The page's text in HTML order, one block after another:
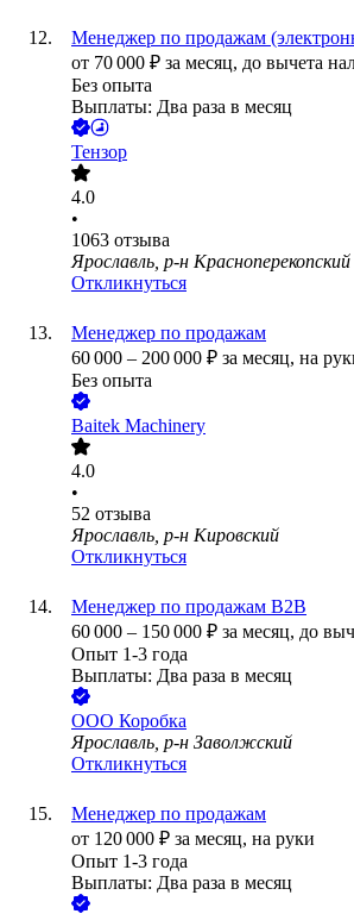
Менеджер по продажам
от 70 000 ₽ за месяц, до вычета
Без опыта
Выплаты: Два раза в месяц
Тензор
4.0
•
1063 отзыва
Ярославль, р-н Красноперекопский
Откликнуться
Менеджер по продажам
60 000 – 200 000 ₽ за месяц, на
Без опыта
Baitek Machinery
4.0
•
52 отзыва
Ярославль, р-н Кировский
Откликнуться
Менеджер по продажам В2В
60 000 – 150 000 ₽ за месяц, до
Опыт 1-3 года
Выплаты: Два раза в месяц
ООО Коробка
Ярославль, р-н Заволжский
Откликнуться
Менеджер по продажам
от 120 000 ₽ за месяц, на руки
Опыт 1-3 года
Выплаты: Два раза в месяц